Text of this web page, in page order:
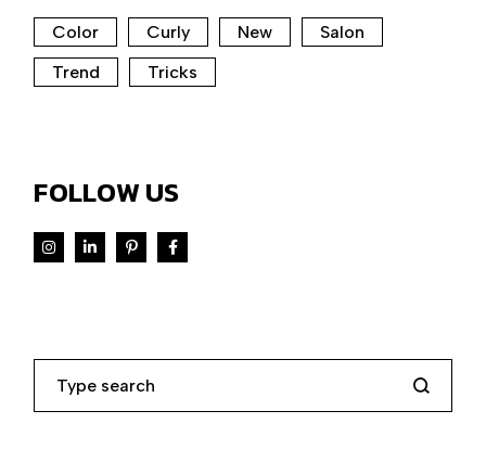
Color Curly New
Salon
Trend
Tricks
FOLLOW US